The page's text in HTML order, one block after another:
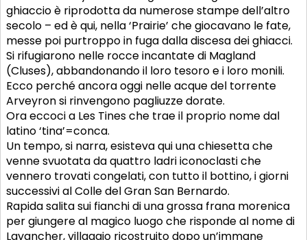
ghiaccio è riprodotta da numerose stampe dell’altro
secolo – ed è qui, nella ‘Prairie’ che giocavano le fate,
messe poi purtroppo in fuga dalla discesa dei ghiacci.
Si rifugiarono nelle rocce incantate di Magland
(Cluses), abbandonando il loro tesoro e i loro monili.
Ecco perché ancora oggi nelle acque del torrente
Arveyron si rinvengono pagliuzze dorate.
Ora eccoci a Les Tines che trae il proprio nome dal
latino ‘tina’=conca.
Un tempo, si narra, esisteva qui una chiesetta che
venne svuotata da quattro ladri iconoclasti che
vennero trovati congelati, con tutto il bottino, i giorni
successivi al Colle del Gran San Bernardo.
Rapida salita sui fianchi di una grossa frana morenica
per giungere al magico luogo che risponde al nome di
Lavancher, villaggio ricostruito dopo un’immane